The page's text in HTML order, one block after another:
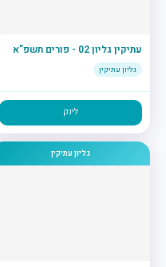
עתיקין גליון 02 - פורים תשפ”א
גליון עתיקין
לינק
גליון עתיקין